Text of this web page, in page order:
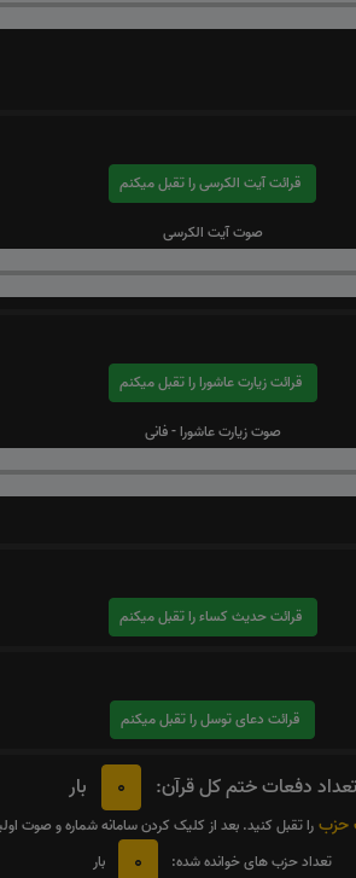
قرائت آیت الکرسی را تقبل میکنم
صوت آیت الکرسی
قرائت زیارت عاشورا را تقبل میکنم
صوت زیارت عاشورا - فانی
قرائت حدیث کساء را تقبل میکنم
قرائت دعای توسل را تقبل میکنم
تعداد دفعات ختم کل قرآن: 0 بار
حزبرا تقبل کنید. بعد از کلیک کردن سامانه شماره و صوت
تعداد حزب های خوانده شده:
0 بار